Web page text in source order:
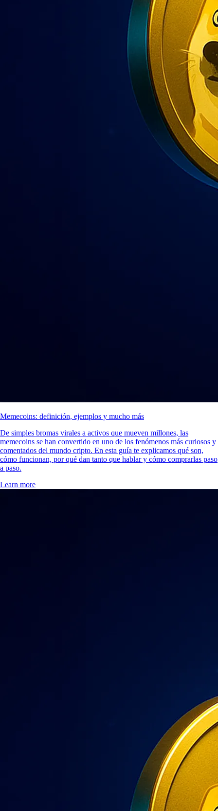
Memecoins: definición, ejemplos y mucho más
De simples bromas virales a activos que mueven millones, las
memecoins se han convertido en uno de los fenómenos más curiosos y
comentados del mundo cripto. En esta guía te explicamos qué son,
cómo funcionan, por qué dan tanto que hablar y cómo comprarlas paso
a paso.
Learn more